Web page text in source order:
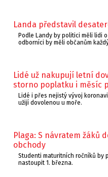
Landa představil
Podle Landy by politici měli lidi
odborníci by měli občanům
Lidé už nakupují letní
storno poplatku i měsíc
Lidé i přes nejistý vývoj
užijí dovolenou u moře.
Plaga: S návratem žáků
obchody
Studenti maturitních ročníků by
nastoupit 1. března.